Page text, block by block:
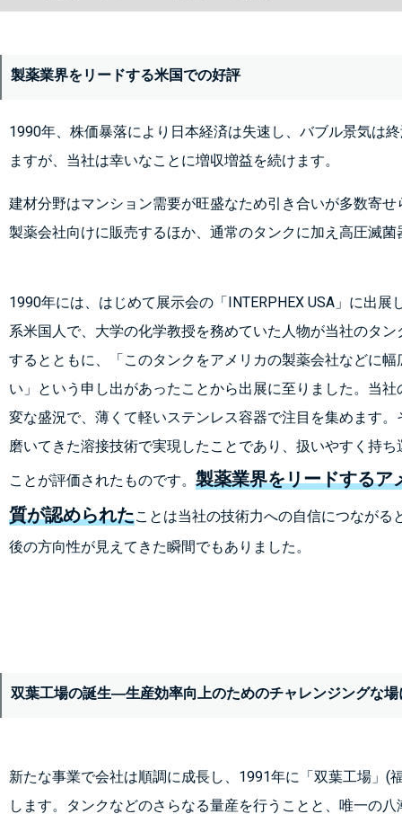
製薬業界をリードする米国での好評
1990年、株価暴落により日本経済は失速し、バブル景気は
ますが、当社は幸いなことに増収増益を続けます。
建材分野はマンション需要が旺盛なため引き合いが多数寄
製薬会社向けに販売するほか、通常のタンクに加え高圧滅
1990年には、はじめて展示会の「INTERPHEX USA」に出展
系米国人で、大学の化学教授を務めていた人物が当社のタン
するとともに、「このタンクをアメリカの製薬会社などに幅
い」という申し出があったことから出展に至りました。当社
変な盛況で、薄くて軽いステンレス容器で注目を集めます。
磨いてきた溶接技術で実現したことであり、扱いやすく持ち
ことが評価されたものです。 製薬業界をリードするア
質が認められたことは当社の技術力への自信につながる
後の方向性が見えてきた瞬間でもありました。
双葉工場の誕生―生産効率向上のためのチャレンジングな場
新たな事業で会社は順調に成長し、1991年に「双葉工場」(
します。タンクなどのさらなる量産を行うことと、唯一の八